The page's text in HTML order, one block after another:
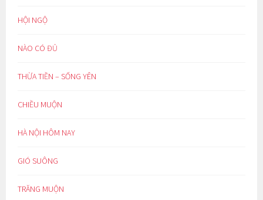
HỘI NGỘ
NÀO CÓ ĐỦ
THỪA TIỀN – SỐNG YÊN
CHIỀU MUỘN
HÀ NỘI HÔM NAY
GIÓ SUÔNG
TRĂNG MUỘN